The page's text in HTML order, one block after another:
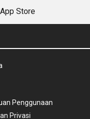
Penggunaan
Privasi